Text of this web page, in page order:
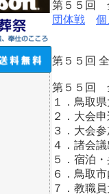
第５５回
団体戦
個
第５５回
第５５回
１．鳥取
２．大会
３．大会
４．諸会
５．宿泊
６．鳥取
７．教職